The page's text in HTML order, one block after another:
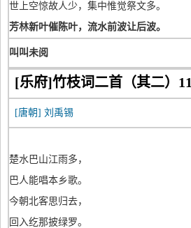
世上空惊故人少，集中惟觉祭文多。
芳林新叶催陈叶，流水前波让后波。
叫叫未阅
[乐府]竹枝词二首（其二）11
[唐朝] 刘禹锡
楚水巴山江雨多，
巴人能唱本乡歌。
今朝北客思归去，
回入纥那披绿罗。